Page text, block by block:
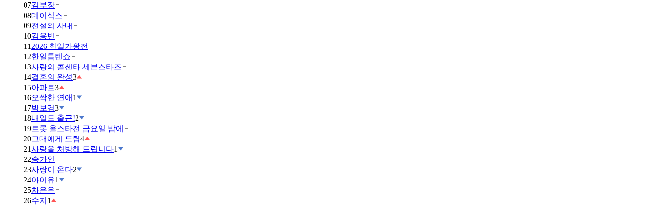
07김부장
08데이식스
09전설의 사내
10김용빈
11 2026 한일가왕전
12한일톱텐쇼
13사랑의 콜센타 세븐스타즈
14결혼의 완성3
15아파트3
16오싹한 연애 1
17박보검3
18내일도 출근!2
19트롯 올스타전 금요일 밤에
20그대에게 드림4
21사랑을 처방해 드립니다1
22송가인
23사랑이 온다2
24아이유1
25차은우
26수지 1